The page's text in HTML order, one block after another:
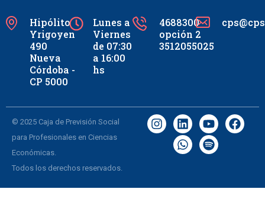
Hipólito
Yrigoyen
490
Nueva
Córdoba -
CP 5000
Lunes a
Viernes
de 07:30
a 16:00
hs
4688300
opción 2
3512055025
© 2025 Caja de Previsión Social
para Profesionales en Ciencias
Económicas.
Todos los derechos reservados.